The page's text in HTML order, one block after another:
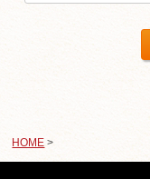
HOME >